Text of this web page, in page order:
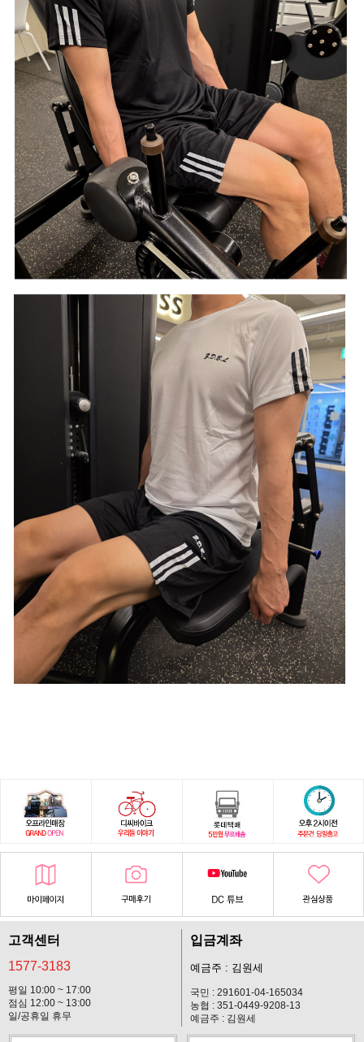
고객센터
1577-3183
평일 10:00 ~ 17:00
점심 12:00 ~ 13:00
일/공휴일 휴무
입금계좌
예금주 : 김원세
국민 : 291601-04-165034
농협 : 351-0449-9208-13
예금주 : 김원세